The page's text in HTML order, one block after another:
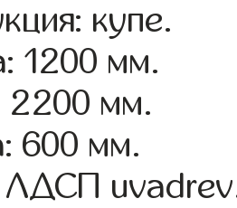
купе.
1200 мм.
2200 мм.
600 мм.
ЛДСП